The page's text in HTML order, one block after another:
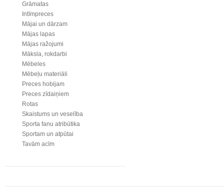
Grāmatas
Intīmpreces
Mājai un dārzam
Mājas lapas
Mājas ražojumi
Māksla, rokdarbi
Mēbeles
Mēbeļu materiāli
Preces hobijam
Preces zīdaiņiem
Rotas
Skaistums un veselība
Sporta fanu atribūtika
Sportam un atpūtai
Tavām acīm